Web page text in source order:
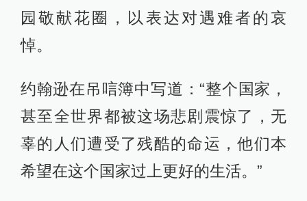
园敬献花圈，以表达对遇难者的哀
悼。
约翰逊在吊唁簿中写道：“整个国家，
甚至全世界都被这场悲剧震惊了，无
辜的人们遭受了残酷的命运，他们本
希望在这个国家过上更好的生活。”